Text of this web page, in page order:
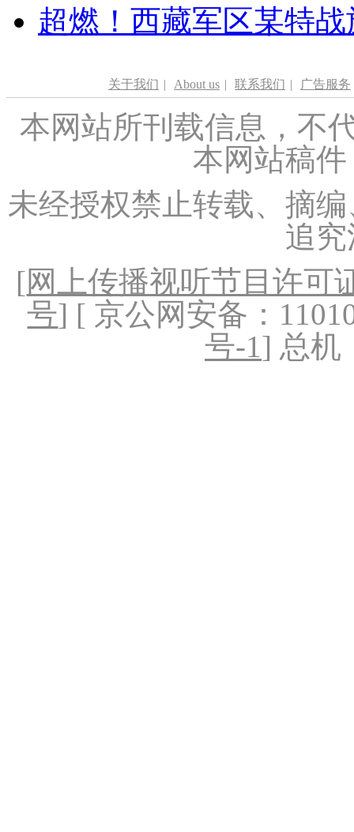
超燃！西藏军区某特
关于我们 | About us | 联系我们 | 广告服务
本网站所刊载信息，不
本网站稿
未经授权禁止转载、摘
追
[网上传播视听节目许可
号] [ 京公网安备：
号-1] 总机